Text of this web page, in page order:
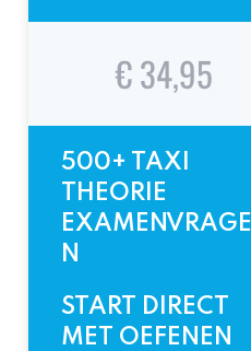
€ 34,95
500+ TAXI
THEORIE
EXAMENVRAGE
N
START DIRECT
MET OEFENEN